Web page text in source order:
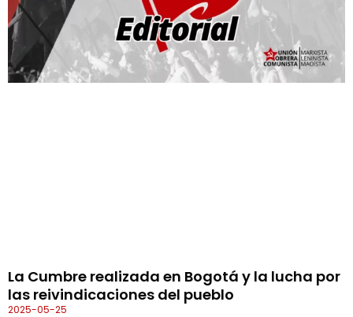
La Cumbre realizada en Bogotá y la lucha por
las reivindicaciones del pueblo
2025-05-25